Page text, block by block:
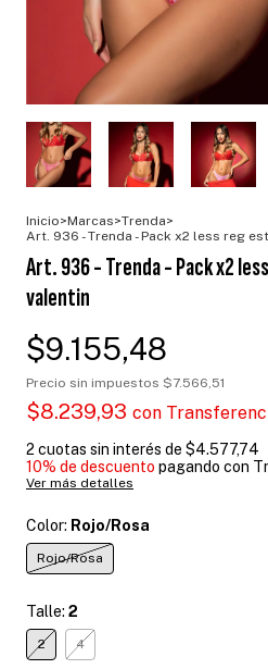
Inicio>Marcas>Trenda>
Art. 936 - Trenda - Pack x2 less reg
Art. 936 - Trenda - Pack x2
valentin
$9.155,48
Precio sin impuestos $7.566,51
$8.239,93 con
2 cuotas sin interés de $4.577,74
10% de descuento pagando con
Ver más detalles
Color: Rojo/Rosa
Rojo/Rosa
Talle: 2
2 4